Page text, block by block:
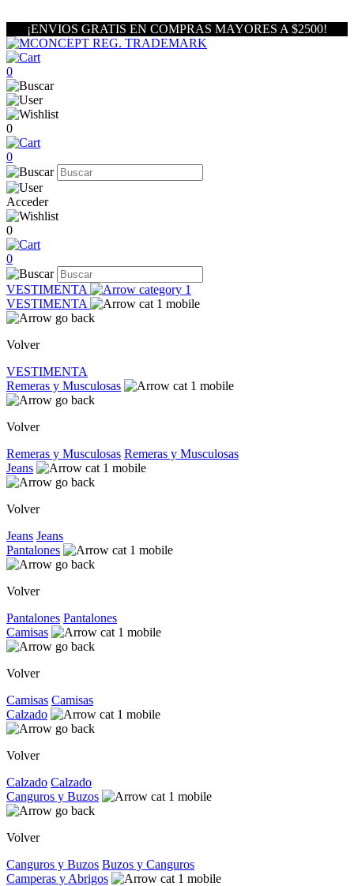
¡ENVIOS GRATIS EN COMPRAS MAYORES A $2500!
0
0
0
Acceder
0
0
VESTIMENTA
VESTIMENTA
Volver
VESTIMENTA
Remeras y Musculosas
Volver
Remeras y Musculosas Remeras y Musculosas
Jeans
Volver
Jeans Jeans
Pantalones
Volver
Pantalones Pantalones
Camisas
Volver
Camisas Camisas
Calzado
Volver
Calzado Calzado
Canguros y Buzos
Volver
Canguros y Buzos Buzos y Canguros
Camperas y Abrigos